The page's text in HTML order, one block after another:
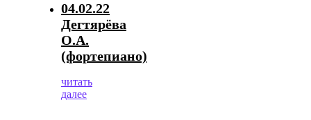
04.02.22
Дегтярёва
О.А.
(фортепиано)
читать
далее